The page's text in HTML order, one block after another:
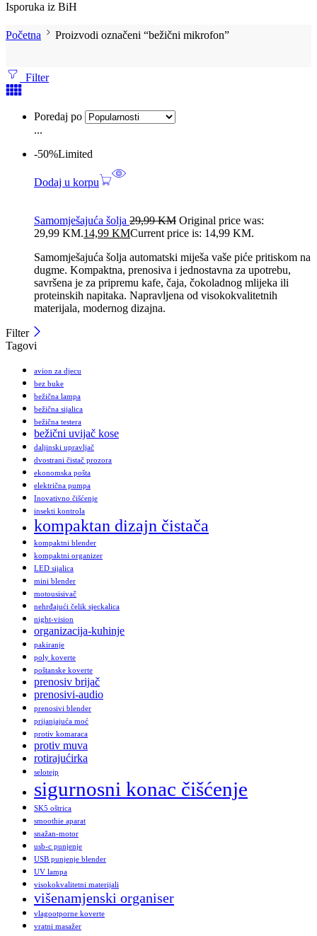
Isporuka iz BiH
Početna Proizvodi označeni “bežični mikrofon”
Filter
Poredaj po
...
-50%Limited
Dodaj u korpu
Samomješajuća šolja 29,99KM Original price was:
29,99 KM.14,99 KMCurrent price is: 14,99 KM.
Samomješajuća šolja automatski miješa vaše piće pritiskom na
dugme. Kompaktna, prenosiva i jednostavna za upotrebu,
savršena je za pripremu kafe, čaja, čokoladnog mlijeka ili
proteinskih napitaka. Napravljena od visokokvalitetnih
materijala, modernog dizajna.
Filter
Tagovi
avion za djecu
bez buke
bežična lampa
bežična sijalica
bežična testera
bežični uvijač kose
daljinski upravljač
dvostrani čistač prozora
ekonomska pošta
električna pumpa
Inovativno čišćenje
insekti kontrola
kompaktan dizajn čistača
kompaktni blender
kompaktni organizer
LED sijalica
mini blender
motousisivač
nehrđajući čelik sjeckalica
night-vision
organizacija-kuhinje
pakiranje
poly koverte
poštanske koverte
prenosiv brijač
prenosivi-audio
prenosivi blender
prijanjajuća moć
protiv komaraca
protiv muva
rotirajućirka
selotejp
sigurnosni konac čišćenje
SK5 oštrica
smoothie aparat
snažan-motor
usb-c punjenje
USB punjenje blender
UV lampa
visokokvalitetni materijali
višenamjenski organiser
vlagootporne koverte
vratni masažer